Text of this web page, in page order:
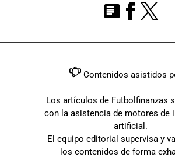
Contenidos asistidos
Los artículos de Futbolfinanzas
con la asistencia de motores de
artificial.
El equipo editorial supervisa y
los contenidos de forma